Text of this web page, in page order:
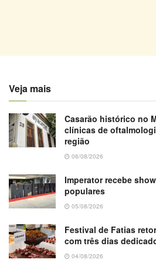
Veja mais
Casarão histórico no
clínicas de
região
06/08/2026
Imperator recebe
populares
05/08/2026
Festival de Fatias
com três dias
04/08/2026